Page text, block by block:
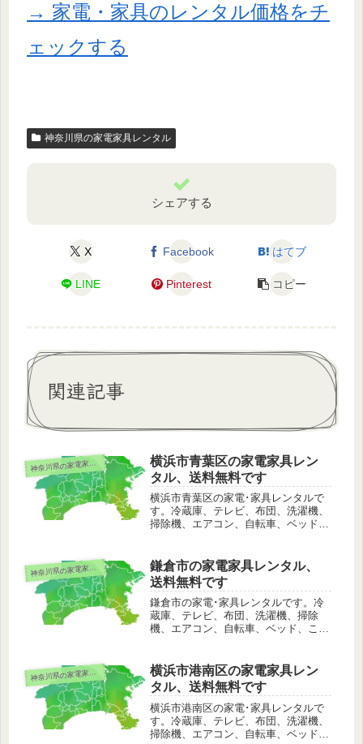
→ 家電・家具のレンタル価格をチ
ェックする
神奈川県の家電家具レンタル
シェアする
X Facebook はてブ
LINE Pinterest コピー
関連記事
神奈川県の家電家具レンタル
横浜市青葉区の家電家具レン
タル、送料無料です
横浜市青葉区の家電･家具レンタルで
す。冷蔵庫、テレビ、布団、洗濯機、
掃除機、エアコン、自転車、ベッド、
可能。その他、離島や山間部などの一
部のエリアを除いて日本全国でもレン
タル可能です。
神奈川県の家電家具レンタル
鎌倉市の家電家具レンタル、
送料無料です
鎌倉市の家電･家具レンタルです。冷
蔵庫、テレビ、布団、洗濯機、掃除
機、エアコン、自転車、ベッド、こた
他、離島や山間部などの一部のエリア
を除いて日本全国でもレンタル可能で
す。
神奈川県の家電家具レンタル
横浜市港南区の家電家具レン
タル、送料無料です
横浜市港南区の家電･家具レンタルで
す。冷蔵庫、テレビ、布団、洗濯機、
掃除機、エアコン、自転車、ベッド、